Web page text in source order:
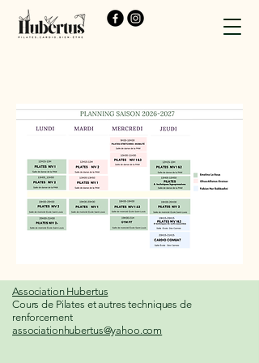
Association Hubertus
Cours de Pilates et autres techniques de
renforcement
associationhubertus@yahoo.com